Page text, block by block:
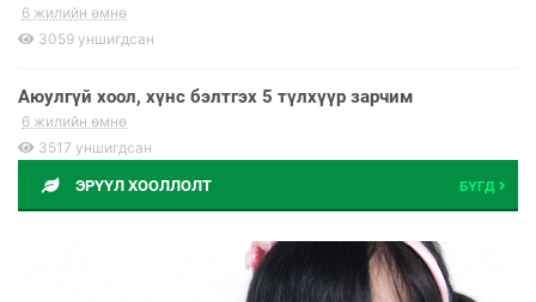
6 жилийн өмнө
3059 уншигдсан
Аюулгүй хоол, хүнс бэлтгэх 5 түлхүүр зарчим
6 жилийн өмнө
3517 уншигдсан
ЭРҮҮЛ ХООЛЛОЛТ БҮГД